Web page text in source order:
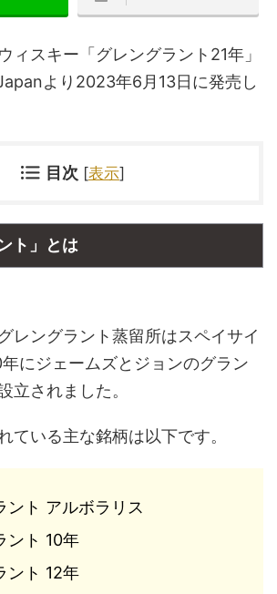
ィスキー「グレングラント21年」
より2023年6月13日に発売し
目次 [表示]
ト」とは
レングラント蒸留所はスペイサイ
にジェームズとジョンのグラン
立されました。
ている主な銘柄は以下です。
ント アルボラリス
ント 10年
ント 12年